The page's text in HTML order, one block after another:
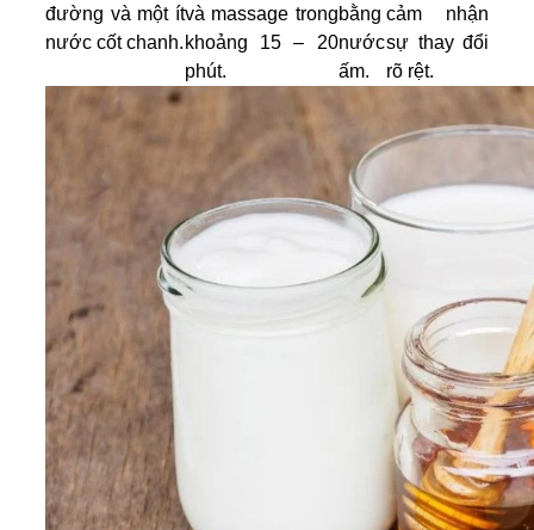
đường và một ít
nước cốt chanh.
và massage trong
khoảng 15 – 20
phút.
bằng
nước
ấm.
cảm nhận
sự thay đổi
rõ rệt.